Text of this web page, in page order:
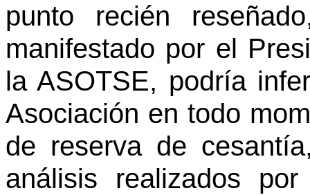
punto recién
manifestado por el
la ASOTSE, podría
Asociación en todo
de reserva de
análisis realizados